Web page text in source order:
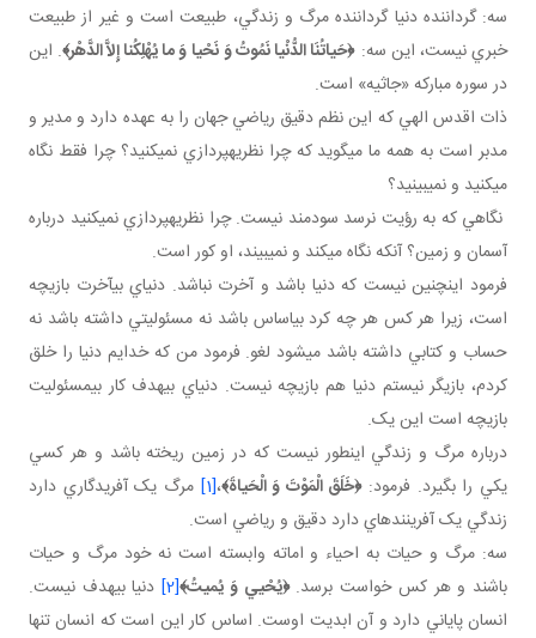
سه: گرداننده دنيا گرداننده مرگ و زندگي، طبيعت است و غير از طبيعت
خبري نيست، اين سه: ﴿حَياتُنَا الدُّنْيا نَمُوتُ وَ نَحْيا وَ ما يُهْلِكُنا إِلاَّ الدَّهْر﴾. اين
در سوره مبارکه «جاثيه» است.
ذات اقدس الهي که اين نظم دقيق رياضي جهان را به عهده دارد و مدير و
مدبر است به همه ما مي گويد که چرا نظريه پردازي نمي کنيد؟ چرا فقط نگاه
مي کنيد و نمي بينيد؟
نگاهي که به رؤيت نرسد سودمند نيست. چرا نظريه پردازي نمي کنيد درباره
آسمان و زمين؟ آنکه نگاه مي کند و نمي بيند، او کور است.
فرمود اين چنين نيست که دنيا باشد و آخرت نباشد. دنياي بي آخرت بازيچه
است، زيرا هر کس هر چه کرد بي اساس باشد نه مسئوليتي داشته باشد نه
حساب و کتابي داشته باشد مي شود لغو. فرمود من که خدايم دنيا را خلق
کردم، بازيگر نيستم دنيا هم بازيچه نيست. دنياي بي هدف کار بي مسئوليت
بازيچه است اين يک.
درباره مرگ و زندگي اين طور نيست که در زمين ريخته باشد و هر کسي
يکي را بگيرد. فرمود:﴿خَلَقَ الْمَوْتَ وَ الْحَياةَ﴾،[1]
مرگ يک آفريدگاري دارد
زندگي يک آفريننده اي دارد دقيق و رياضي است.
سه: مرگ و حيات به احياء و اماته وابسته است نه خود مرگ و حيات
باشند و هر کس خواست برسد.﴿يُحْيي‏ وَ يُميتُ﴾[2] دنيا بي هدف نيست.
انسان پاياني دارد و آن ابديت اوست. اساس کار اين است که انسان تنها